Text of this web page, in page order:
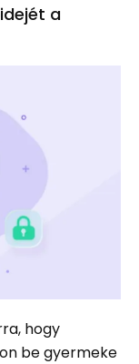
a
hogy
be gyermeke